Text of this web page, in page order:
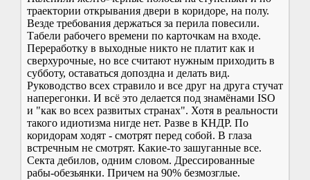
траектории открывания двери в коридоре, на полу.
Везде требования держаться за перила повесили.
Табели рабочего времени по карточкам на входе.
Переработку в выходные никто не платит как и
сверхурочные, но все считают нужным приходить в
субботу, оставаться допоздна и делать вид.
Руководство всех стравило и все друг на друга стучат
наперегонки. И всё это делается под знамёнами ISO
и "как во всех развитых странах". Хотя в реальности
такого идиотизма нигде нет. Разве в КНДР. По
коридорам ходят - смотрят перед собой. В глаза
встречным не смотрят. Какие-то зашуганные все.
Секта дебилов, одним словом. Дрессированные
рабы-обезьянки. Причем на 90% безмозглые.